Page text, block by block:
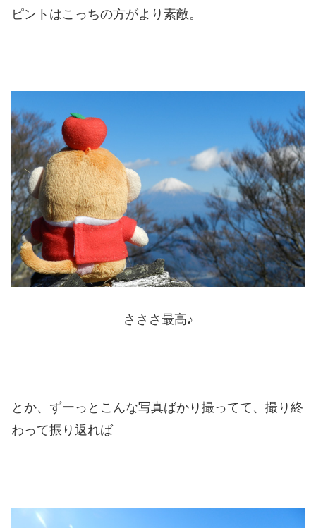
ピントはこっちの方がより素敵。
さささ最高♪
とか、ずーっとこんな写真ばかり撮ってて、撮り終
わって振り返れば